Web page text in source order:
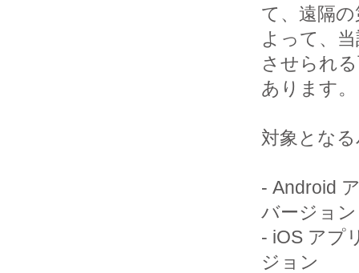
て、遠隔
よって、
させられ
あります。
対象とな
- Android
バージョン
- iOS アプ
ジョン